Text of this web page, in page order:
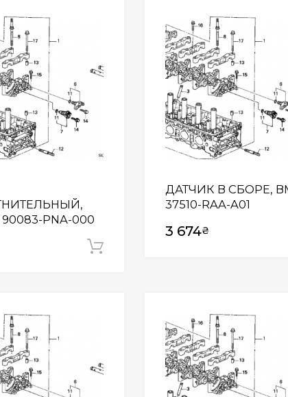
90083-PNA-000
ДАТЧИК В СБОРЕ,
37510-RAA-A01
3 674₴